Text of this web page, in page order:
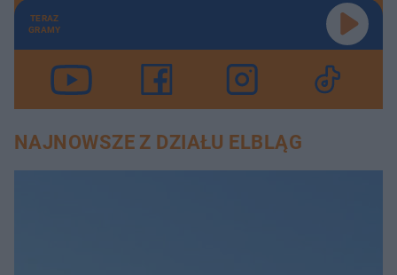
TERAZ
GRAMY
NAJNOWSZE Z DZIAŁU ELBLĄG